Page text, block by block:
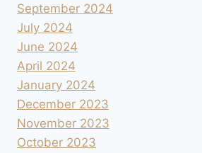
September 2024
July 2024
June 2024
April 2024
January 2024
December 2023
November 2023
October 2023